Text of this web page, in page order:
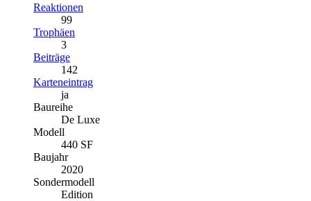
Reaktionen
99
Trophäen
3
Beiträge
142
Karteneintrag
ja
Baureihe
De Luxe
Modell
440 SF
Baujahr
2020
Sondermodell
Edition